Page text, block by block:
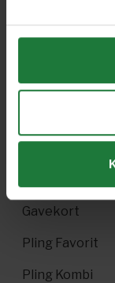
Gavekort
Pling Favorit
Pling Kombi